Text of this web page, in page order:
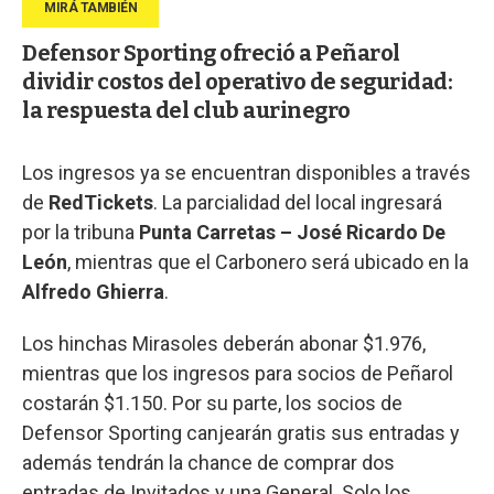
Defensor Sporting ofreció a Peñarol
dividir costos del operativo de seguridad:
la respuesta del club aurinegro
Los ingresos ya se encuentran disponibles a través
de RedTickets. La parcialidad del local ingresará
por la tribuna Punta Carretas – José Ricardo De
León, mientras que el Carbonero será ubicado en la
Alfredo Ghierra.
Los hinchas Mirasoles deberán abonar $1.976,
mientras que los ingresos para socios de Peñarol
costarán $1.150. Por su parte, los socios de
Defensor Sporting canjearán gratis sus entradas y
además tendrán la chance de comprar dos